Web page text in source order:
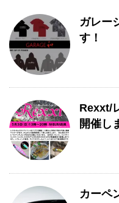
ガレー
す！
Rexxt/
開催し
カーペ